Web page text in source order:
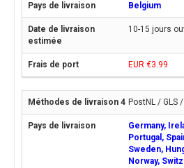
Belgium
10-15 jours
EUR €3.99
PostNL / GLS
Germany,
Portugal,
Sweden,
Norway,